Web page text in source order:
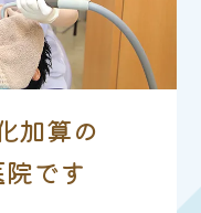
加算の
です